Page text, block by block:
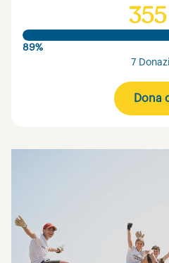
89%
7
Dona